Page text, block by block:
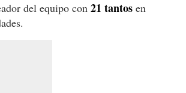
del equipo con 21 tantos en